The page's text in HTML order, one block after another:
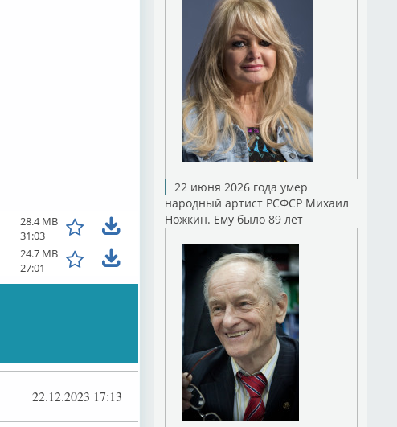
28.4 MB
31:03
24.7 MB
27:01
22.12.2023 17:13
22 июня 2026 года умер
народный артист РСФСР Михаил
Ножкин. Ему было 89 лет